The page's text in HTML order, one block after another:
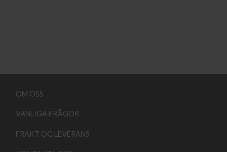
OM OSS
VANLIGA FRÅGOR
FRAKT OG LEVERANS